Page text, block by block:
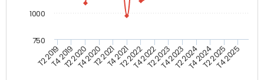
T2 2019T4 2019T2 2020T4 2020T2 2021T4 2021T2 2022T4 2022T2 2023T4 2023T2 2024T4 2024T2 2025T4 2025
750
1000